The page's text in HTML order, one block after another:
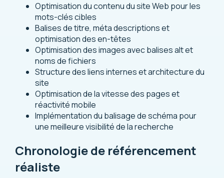
Optimisation du contenu du site Web pour les
mots-clés cibles
Balises de titre, méta descriptions et
optimisation des en-têtes
Optimisation des images avec balises alt et
noms de fichiers
Structure des liens internes et architecture du
site
Optimisation de la vitesse des pages et
réactivité mobile
Implémentation du balisage de schéma pour
une meilleure visibilité de la recherche
Chronologie de référencement
réaliste